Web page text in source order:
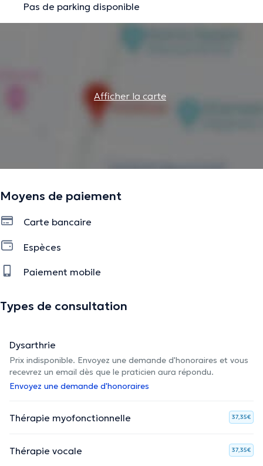
Pas de parking disponible
Afficher la carte
Moyens de paiement
Carte bancaire
Espèces
Paiement mobile
Types de consultation
Dysarthrie
Prix indisponible. Envoyez une demande d'honoraires et vous
recevrez un email dès que le praticien aura répondu.
Envoyez une demande d'honoraires
Thérapie myofonctionnelle 37,35€
Thérapie vocale 37,35€